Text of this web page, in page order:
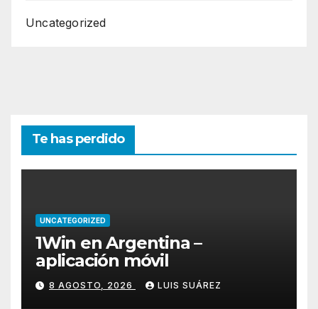
Uncategorized
Te has perdido
UNCATEGORIZED
1Win en Argentina –
aplicación móvil
8 AGOSTO, 2026 LUIS SUÁREZ